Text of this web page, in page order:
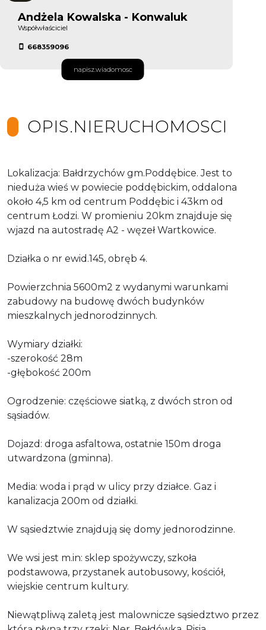
Andżela Kowalska - Konwaluk
Współwłaściciel
668359096
napisz.wiadomosc
OPIS.NIERUCHOMOSCI
Lokalizacja: Bałdrzychów gm.Poddębice. Jest to
nieduża wieś w powiecie poddębickim, oddalona
około 4,5 km od centrum Poddębic i 43km od
centrum Łodzi. W promieniu 20km znajduje się
wjazd na autostradę A2 - węzeł Wartkowice.
Działka o nr ewid.145, obręb 4.
Powierzchnia 5600m2 z wydanymi warunkami
zabudowy na budowę dwóch budynków
mieszkalnych jednorodzinnych.
Wymiary działki:
-szerokość 28m
-głębokość 200m
Ogrodzenie: częściowe siatką, z dwóch stron od
sąsiadów.
Dojazd: droga asfaltowa, ostatnie 150m droga
utwardzona (gminna).
Media: woda i prąd w ulicy przy działce. Gaz i
kanalizacja 200m od działki.
W sąsiedztwie znajdują się domy jednorodzinne.
We wsi jest m.in: sklep spożywczy, szkoła
podstawowa, przystanek autobusowy, kościół,
wiejskie centrum kultury.
Niewątpliwą zaletą jest malownicze sąsiedztwo przez